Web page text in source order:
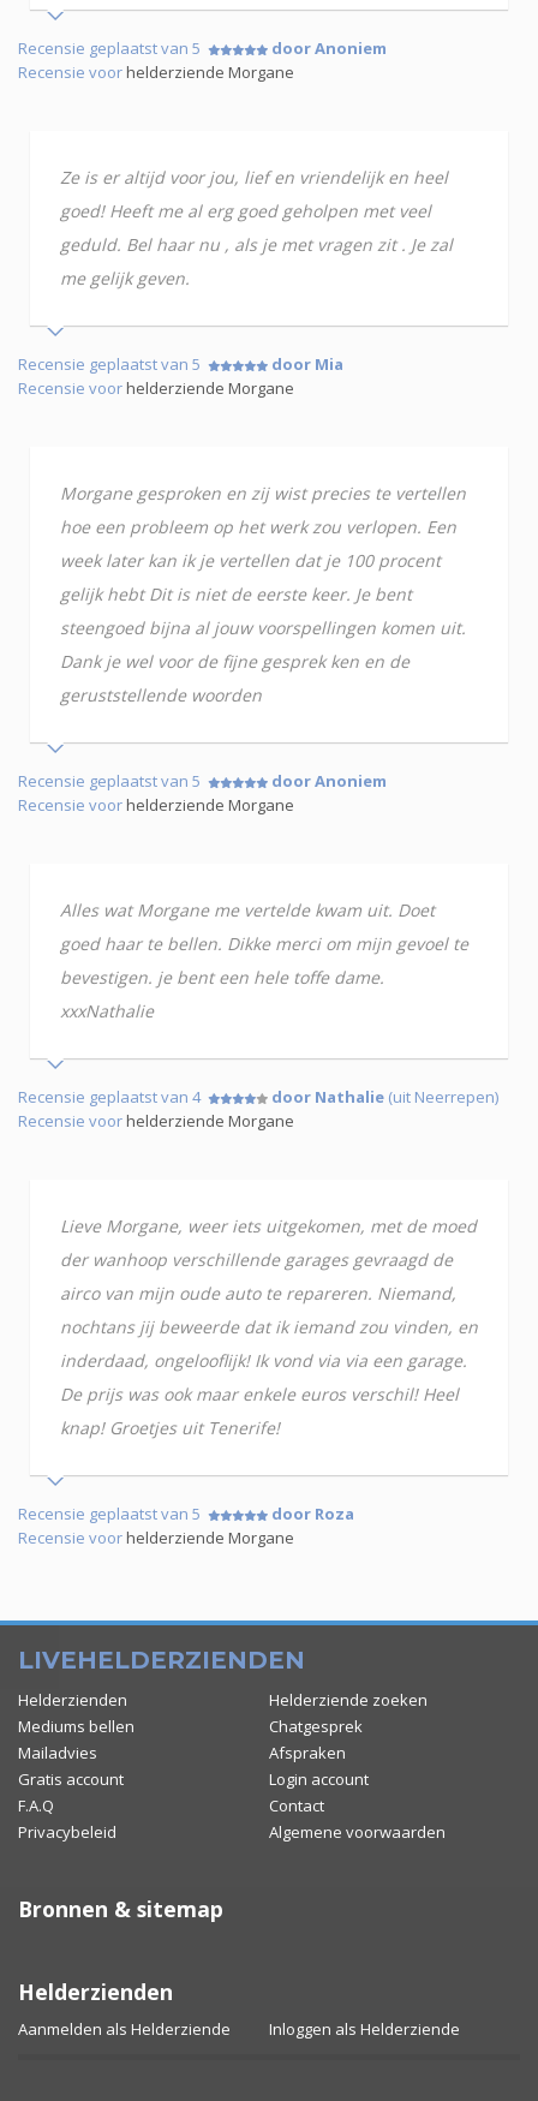
Recensie geplaatst van 5
door Anoniem
Recensie voorhelderziende Morgane
Ze is er altijd voor jou, lief en vriendelijk en heel
goed! Heeft me al erg goed geholpen met veel
geduld. Bel haar nu , als je met vragen zit . Je zal
me gelijk geven.
Recensie geplaatst van 5
door Mia
Recensie voorhelderziende Morgane
Morgane gesproken en zij wist precies te vertellen
hoe een probleem op het werk zou verlopen. Een
week later kan ik je vertellen dat je 100 procent
gelijk hebt Dit is niet de eerste keer. Je bent
steengoed bijna al jouw voorspellingen komen uit.
Dank je wel voor de fijne gesprek ken en de
geruststellende woorden
Recensie geplaatst van 5
door Anoniem
Recensie voorhelderziende Morgane
Alles wat Morgane me vertelde kwam uit. Doet
goed haar te bellen. Dikke merci om mijn gevoel te
bevestigen. je bent een hele toffe dame.
xxxNathalie
Recensie geplaatst van 4 door Nathalie (uit Neerrepen)
Recensie voorhelderziende Morgane
Lieve Morgane, weer iets uitgekomen, met de moed
der wanhoop verschillende garages gevraagd de
airco van mijn oude auto te repareren. Niemand,
nochtans jij beweerde dat ik iemand zou vinden, en
inderdaad, ongelooflijk! Ik vond via via een garage.
De prijs was ook maar enkele euros verschil! Heel
knap! Groetjes uit Tenerife!
Recensie geplaatst van 5
door Roza
Recensie voorhelderziende Morgane
LIVEHELDERZIENDEN
Helderzienden
Helderziende zoeken
Mediums bellen
Chatgesprek
Mailadvies
Afspraken
Gratis account
Login account
F.A.Q
Contact
Privacybeleid
Algemene voorwaarden
Bronnen & sitemap
Helderzienden
Aanmelden als Helderziende Inloggen als Helderziende